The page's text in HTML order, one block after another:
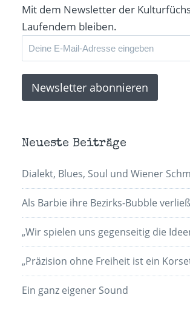
Mit dem Newsletter der
Laufendem bleiben.
Neueste Beiträge
Dialekt, Blues, Soul und Wiener
Als Barbie ihre Bezirks-Bubble verließ
„Wir spielen uns gegenseitig die
„Präzision ohne Freiheit ist ein
Ein ganz eigener Sound